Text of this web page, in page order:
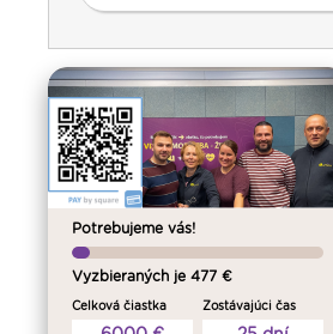
Potrebujeme vás!
Vyzbieraných je 477 €
Celková čiastka Zostávajúci čas